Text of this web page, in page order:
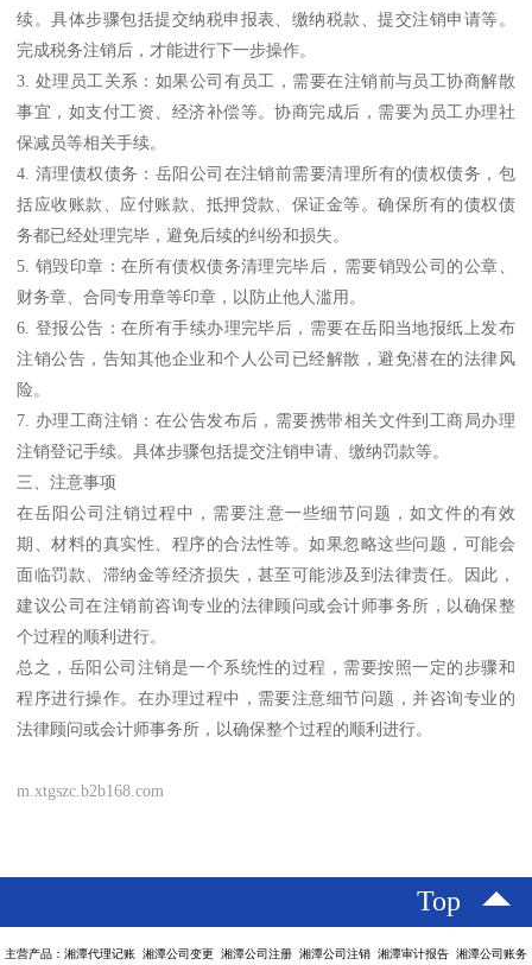
续。具体步骤包括提交纳税申报表、缴纳税款、提交注销申请等。
完成税务注销后，才能进行下一步操作。
3. 处理员工关系：如果公司有员工，需要在注销前与员工协商解散
事宜，如支付工资、经济补偿等。协商完成后，需要为员工办理社
保减员等相关手续。
4. 清理债权债务：岳阳公司在注销前需要清理所有的债权债务，包
括应收账款、应付账款、抵押贷款、保证金等。确保所有的债权债
务都已经处理完毕，避免后续的纠纷和损失。
5. 销毁印章：在所有债权债务清理完毕后，需要销毁公司的公章、
财务章、合同专用章等印章，以防止他人滥用。
6. 登报公告：在所有手续办理完毕后，需要在岳阳当地报纸上发布
注销公告，告知其他企业和个人公司已经解散，避免潜在的法律风
险。
7. 办理工商注销：在公告发布后，需要携带相关文件到工商局办理
注销登记手续。具体步骤包括提交注销申请、缴纳罚款等。
三、注意事项
在岳阳公司注销过程中，需要注意一些细节问题，如文件的有效
期、材料的真实性、程序的合法性等。如果忽略这些问题，可能会
面临罚款、滞纳金等经济损失，甚至可能涉及到法律责任。因此，
建议公司在注销前咨询专业的法律顾问或会计师事务所，以确保整
个过程的顺利进行。
总之，岳阳公司注销是一个系统性的过程，需要按照一定的步骤和
程序进行操作。在办理过程中，需要注意细节问题，并咨询专业的
法律顾问或会计师事务所，以确保整个过程的顺利进行。
m.xtgszc.b2b168.com
Top
主营产品：湘潭代理记账 湘潭公司变更 湘潭公司注册 湘潭公司注销 湘潭审计报告 湘潭公司账务